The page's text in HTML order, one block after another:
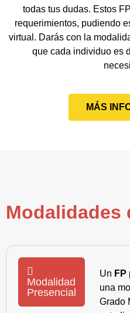
todas tus dudas. Estos
requerimientos, pudiendo
virtual. Darás con la
que cada individuo es
MÁS
Modalidades
Modalidad
Presencial
Un FP
una
Grado